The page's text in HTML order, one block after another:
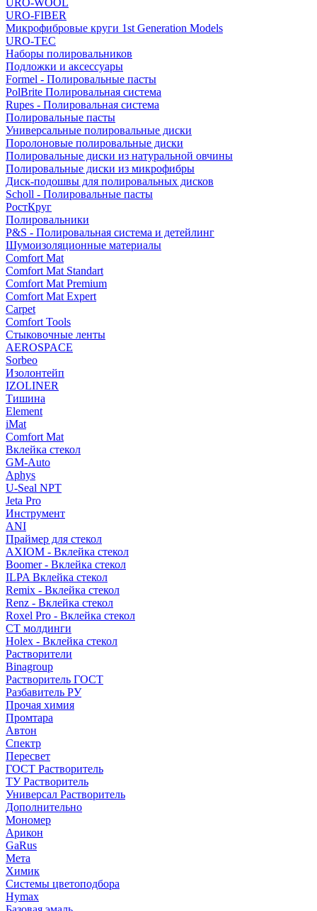
URO-WOOL
URO-FIBER
Микрофибровые круги 1st Generation Models
URO-TEC
Наборы полировальников
Подложки и аксессуары
Formel - Полировальные пасты
PolBrite Полировальная система
Rupes - Полировальная система
Полировальные пасты
Универсальные полировальные диски
Поролоновые полировальные диски
Полировальные диски из натуральной овчины
Полировальные диски из микрофибры
Диск-подошвы для полировальных дисков
Scholl - Полировальные пасты
РостКруг
Полировальники
P&S - Полировальная система и детейлинг
Шумоизоляционные материалы
Comfort Mat
Comfort Mat Standart
Comfort Mat Premium
Comfort Mat Expert
Carpet
Comfort Tools
Стыковочные ленты
AEROSPACE
Sorbeo
Изолонтейп
IZOLINER
Тишина
Element
iMat
Comfort Mat
Вклейка стекол
GM-Auto
Aphys
U-Seal NPT
Jeta Pro
Инструмент
ANI
Праймер для стекол
AXIOM - Вклейка стекол
Boomer - Вклейка стекол
ILPA Вклейка стекол
Remix - Вклейка стекол
Renz - Вклейка стекол
Roxel Pro - Вклейка стекол
СТ молдинги
Holex - Вклейка стекол
Растворители
Binagroup
Растворитель ГОСТ
Разбавитель РУ
Прочая химия
Промтара
Автон
Спектр
Пересвет
ГОСТ Растворитель
ТУ Растворитель
Универсал Растворитель
Дополнительно
Мономер
Арикон
GaRus
Мета
Химик
Системы цветоподбора
Hymax